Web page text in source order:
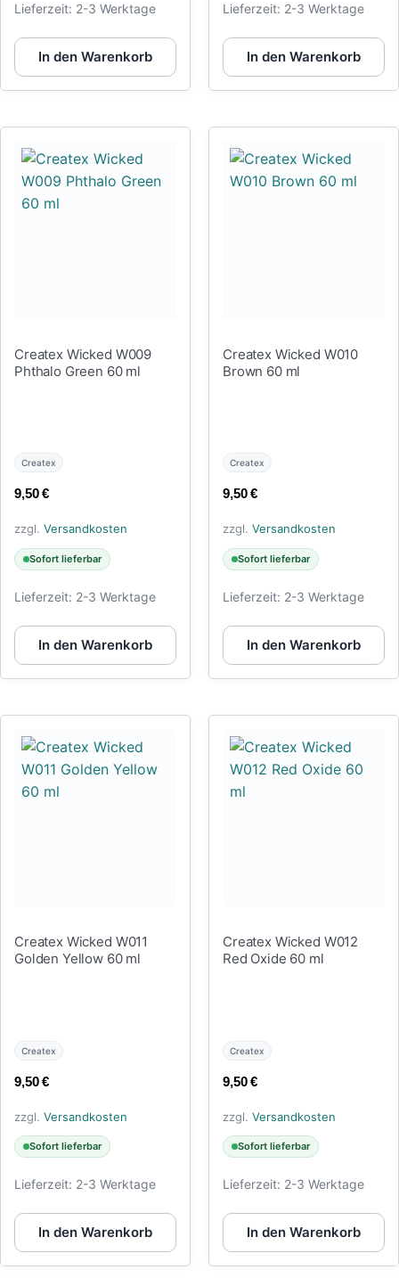
Lieferzeit: 2-3 Werktage
In den Warenkorb
Lieferzeit: 2-3 Werktage
In den Warenkorb
Createx Wicked W009
Phthalo Green 60 ml
Createx
9,50€
zzgl. Versandkosten
Sofort lieferbar
Lieferzeit: 2-3 Werktage
In den Warenkorb
Createx Wicked W010
Brown 60 ml
Createx
9,50€
zzgl. Versandkosten
Sofort lieferbar
Lieferzeit: 2-3 Werktage
In den Warenkorb
Createx Wicked W011
Golden Yellow 60 ml
Createx
9,50€
zzgl. Versandkosten
Sofort lieferbar
Lieferzeit: 2-3 Werktage
In den Warenkorb
Createx Wicked W012
Red Oxide 60 ml
Createx
9,50€
zzgl. Versandkosten
Sofort lieferbar
Lieferzeit: 2-3 Werktage
In den Warenkorb